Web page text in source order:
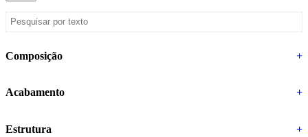
Composição +
Acabamento +
Estrutura +